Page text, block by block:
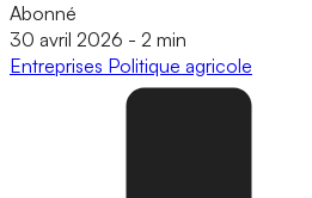
Abonné
30 avril 2026 - 2 min
Entreprises Politique agricole